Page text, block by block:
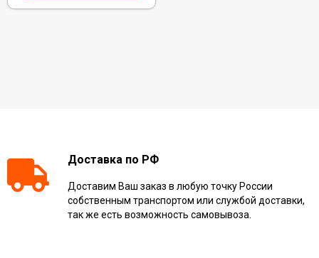
Доставка по РФ
Доставим Ваш заказ в любую точку России
собственным транспортом или службой доставки,
так же есть возможность самовывоза.